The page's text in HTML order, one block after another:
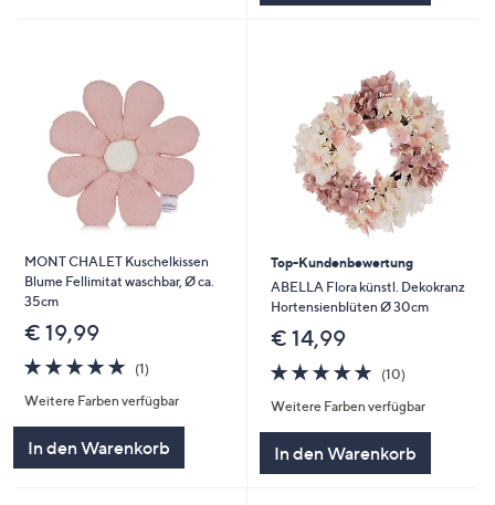
MONT CHALET Kuschelkissen
Blume Fellimitat waschbar, Ø ca.
35cm
€ 19,99
5.0
von
5
(1)1
Weitere Farben verfügbar
In den Warenkorb
Top-Kundenbewertung
ABELLA Flora künstl. Dekokranz
Hortensienblüten Ø 30cm
€ 14,99
4.8
von
5
(10)10
Weitere Farben verfügbar
In den Warenkorb